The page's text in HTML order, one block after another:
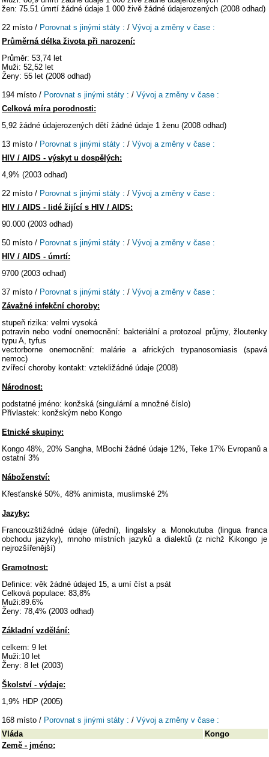
žen: 75.51 úmrtí žádné údaje 1 000 živě žádné údajerozených (2008 odhad)
22 místo / Porovnat s jinými státy : / Vývoj a změny v čase :
Průměrná délka života při narození:
Průměr: 53,74 let
Muži: 52,52 let
Ženy: 55 let (2008 odhad)
194 místo / Porovnat s jinými státy : / Vývoj a změny v čase :
Celková míra porodnosti:
5,92 žádné údajerozených dětí žádné údaje 1 ženu (2008 odhad)
13 místo / Porovnat s jinými státy : / Vývoj a změny v čase :
HIV / AIDS - výskyt u dospělých:
4,9% (2003 odhad)
22 místo / Porovnat s jinými státy : / Vývoj a změny v čase :
HIV / AIDS - lidé žijící s HIV / AIDS:
90.000 (2003 odhad)
50 místo / Porovnat s jinými státy : / Vývoj a změny v čase :
HIV / AIDS - úmrtí:
9700 (2003 odhad)
37 místo / Porovnat s jinými státy : / Vývoj a změny v čase :
Závažné infekční choroby:
stupeň rizika: velmi vysoká
potravin nebo vodní onemocnění: bakteriální a protozoal průjmy, žloutenky
typu A, tyfus
vectorborne onemocnění: malárie a afrických trypanosomiasis (spavá
nemoc)
zvířecí choroby kontakt: vztekližádné údaje (2008)
Národnost:
podstatné jméno: konžská (singulární a množné číslo)
Přívlastek: konžským nebo Kongo
Etnické skupiny:
Kongo 48%, 20% Sangha, MBochi žádné údaje 12%, Teke 17% Evropanů a
ostatní 3%
Náboženství:
Křesťanské 50%, 48% animista, muslimské 2%
Jazyky:
Francouzštižádné údaje (úřední), lingalsky a Monokutuba (lingua franca
obchodu jazyky), mnoho místních jazyků a dialektů (z nichž Kikongo je
nejrozšířenější)
Gramotnost:
Definice: věk žádné údajed 15, a umí číst a psát
Celková populace: 83,8%
Muži:89.6%
Ženy: 78,4% (2003 odhad)
Základní vzdělání:
celkem: 9 let
Muži:10 let
Ženy: 8 let (2003)
Školství - výdaje:
1,9% HDP (2005)
168 místo / Porovnat s jinými státy : / Vývoj a změny v čase :
Vláda
Kongo
Země - jméno: